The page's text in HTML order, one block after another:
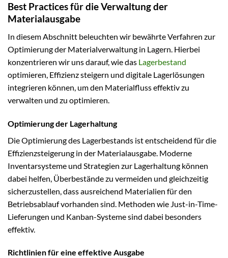
Best Practices für die Verwaltung der
Materialausgabe
In diesem Abschnitt beleuchten wir bewährte Verfahren zur
Optimierung der Materialverwaltung in Lagern. Hierbei
konzentrieren wir uns darauf, wie das Lagerbestand
optimieren, Effizienz steigern und digitale Lagerlösungen
integrieren können, um den Materialfluss effektiv zu
verwalten und zu optimieren.
Optimierung der Lagerhaltung
Die Optimierung des Lagerbestands ist entscheidend für die
Effizienzsteigerung in der Materialausgabe. Moderne
Inventarsysteme und Strategien zur Lagerhaltung können
dabei helfen, Überbestände zu vermeiden und gleichzeitig
sicherzustellen, dass ausreichend Materialien für den
Betriebsablauf vorhanden sind. Methoden wie Just-in-Time-
Lieferungen und Kanban-Systeme sind dabei besonders
effektiv.
Richtlinien für eine effektive Ausgabe